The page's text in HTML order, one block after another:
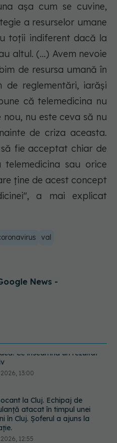
aşa cum se cuvine,
a resurselor umane
toţii indiferent dacă la
altul. (...) Avem nevoie
de resursa umană în
de reglementări, iarăşi
că telemedicina nu
nu este ceva să nu
de criza aceasta.
fie acceptat chiar de
sau orice
ţine de acest concept
a mai explicat
val
News -
la Cluj. Echipaj de
atacat în timpul unei
12:55
să numărăm caloriile ca
Ce se schimbă în era